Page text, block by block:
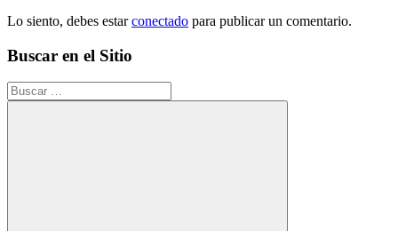
Lo siento, debes estarconectado para publicar un comentario.
Buscar en el Sitio
Buscar: